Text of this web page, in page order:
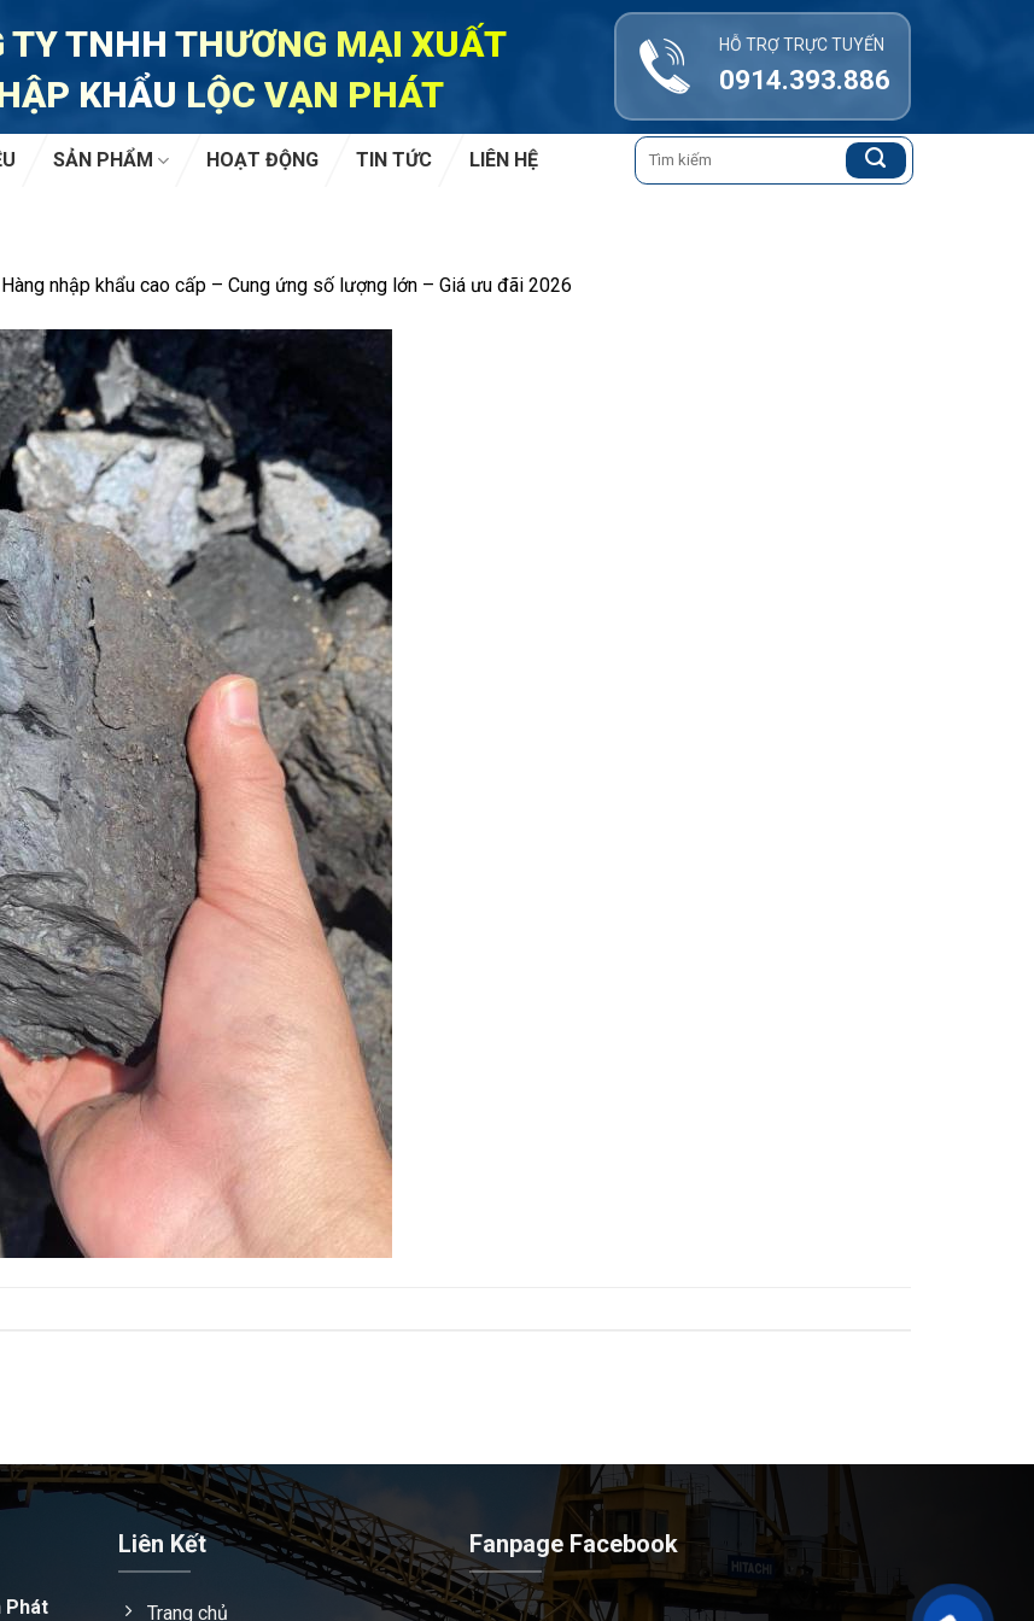
TY TNHH THƯƠNG MẠI XUẤT
KHẨU LỘC VẠN PHÁT
HỖ TRỢ TRỰC TUYẾN
0914.393.886
SẢN PHẨM HOẠT ĐỘNG TIN TỨC LIÊN HỆ
Tìm
kiếm:
nhập khẩu cao cấp – Cung ứng số lượng lớn – Giá ưu đãi 2026
Phát
Liên Kết
Trang chủ
Fanpage Facebook